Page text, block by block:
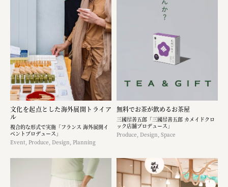
文化を起点とした海外展開トライア
ル
複合的な形式で実施「フランス 海外展開イ
ベントプロデュース」
Event, Produce, Design, Planning
無料でお茶が飲めるお茶屋
三國屋善五郎「三國屋善五郎 カメイドクロ
ック店舗プロデュース」
Produce, Design, Space